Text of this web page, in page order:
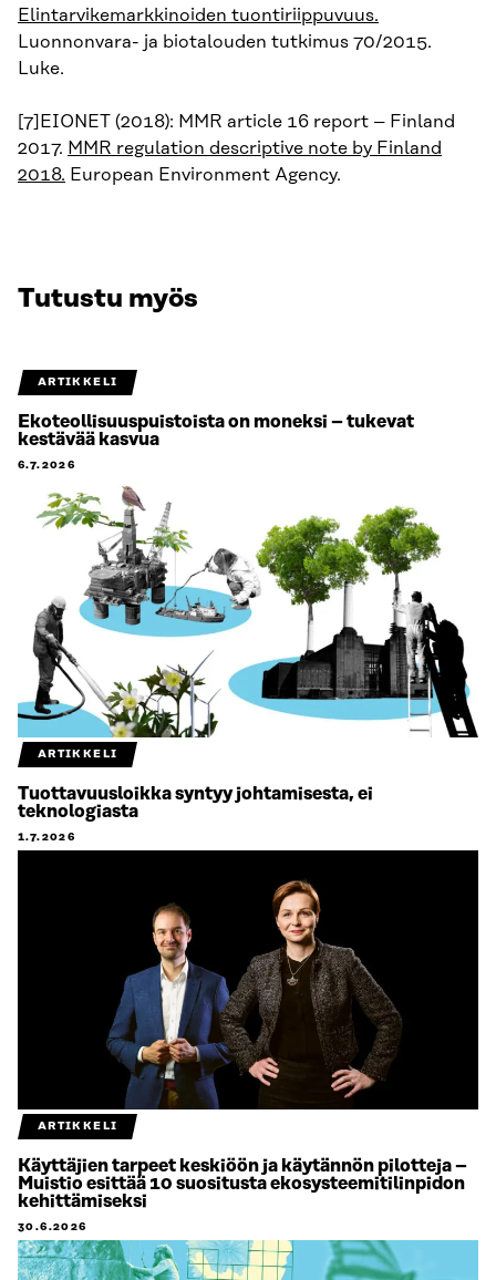
Elintarvikemarkkinoiden tuontiriippuvuus.
Luonnonvara- ja biotalouden tutkimus 70/2015.
Luke.
[7]EIONET (2018): MMR article 16 report – Finland
2017. MMR regulation descriptive note by Finland
2018. European Environment Agency.
Tutustu myös
ARTIKKELI
Ekoteollisuuspuistoista on moneksi – tukevat
kestävää kasvua
6.7.2026
ARTIKKELI
Tuottavuusloikka syntyy johtamisesta, ei
teknologiasta
1.7.2026
ARTIKKELI
Käyttäjien tarpeet keskiöön ja käytännön pilotteja –
Muistio esittää 10 suositusta ekosysteemitilinpidon
kehittämiseksi
30.6.2026